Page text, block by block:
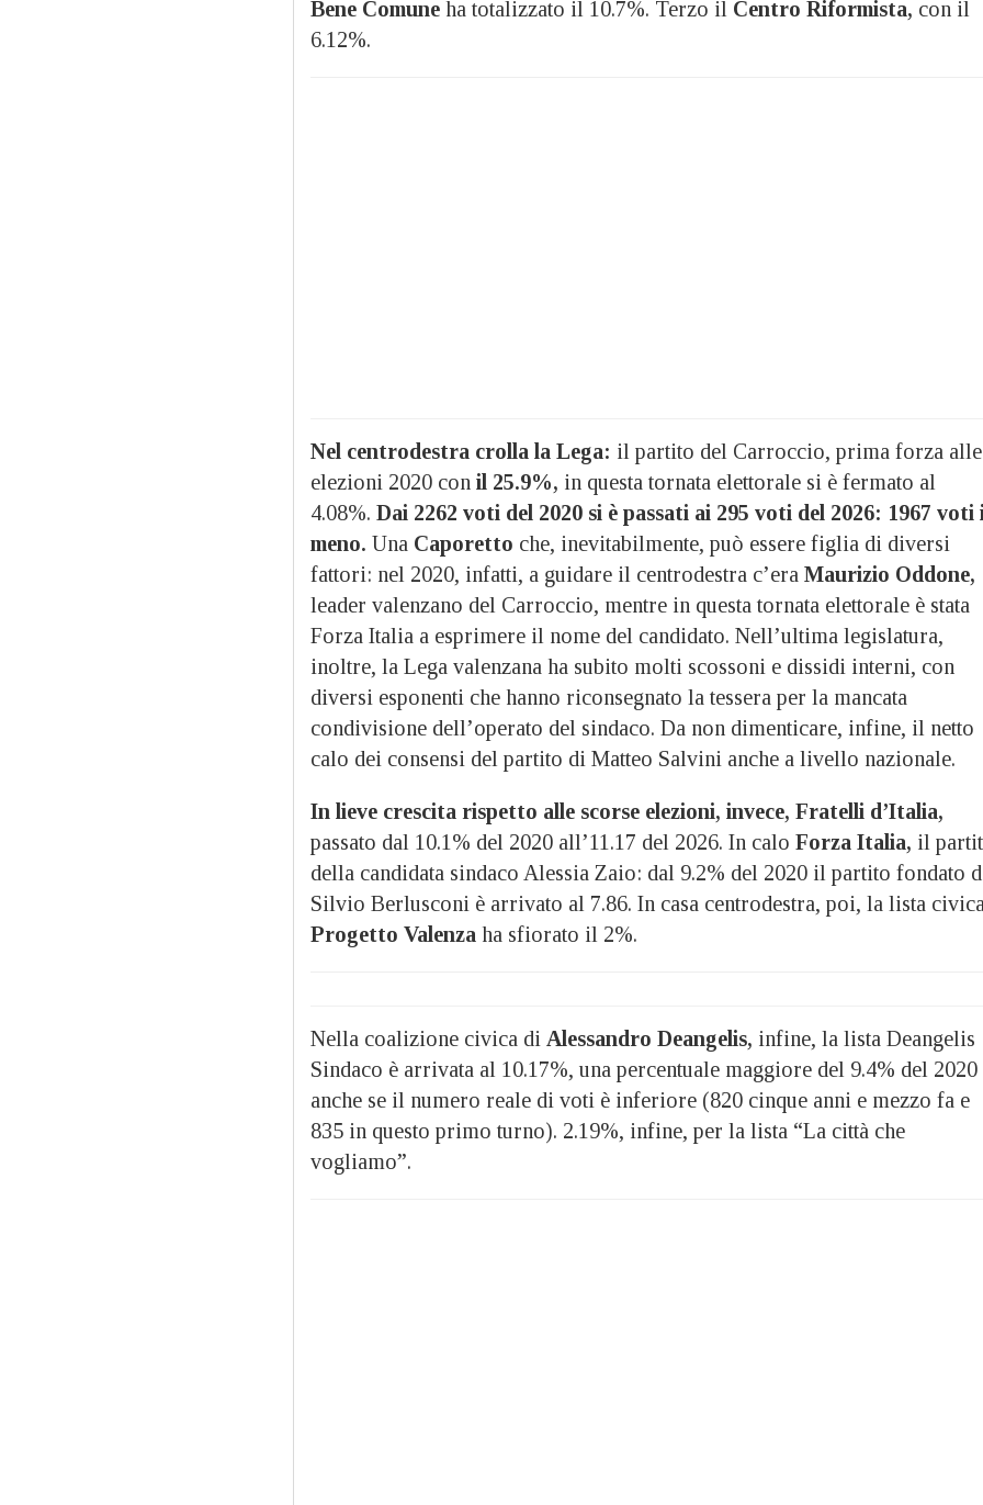
Bene Comune ha totalizzato il 10.7%. Terzo il Centro Riformista, con il
6.12%.
Nel centrodestra crolla la Lega: il partito del Carroccio, prima forza alle
elezioni 2020 con il 25.9%, in questa tornata elettorale si è fermato al
4.08%. Dai 2262 voti del 2020 si è passati ai 295 voti del 2026: 1967 voti
meno. Una Caporetto che, inevitabilmente, può essere figlia di diversi
fattori: nel 2020, infatti, a guidare il centrodestra c’era Maurizio Oddone,
leader valenzano del Carroccio, mentre in questa tornata elettorale è stata
Forza Italia a esprimere il nome del candidato. Nell’ultima legislatura,
inoltre, la Lega valenzana ha subito molti scossoni e dissidi interni, con
diversi esponenti che hanno riconsegnato la tessera per la mancata
condivisione dell’operato del sindaco. Da non dimenticare, infine, il netto
calo dei consensi del partito di Matteo Salvini anche a livello nazionale.
In lieve crescita rispetto alle scorse elezioni, invece, Fratelli d’Italia,
passato dal 10.1% del 2020 all’11.17 del 2026. In calo Forza Italia, il
della candidata sindaco Alessia Zaio: dal 9.2% del 2020 il partito fondato
Silvio Berlusconi è arrivato al 7.86. In casa centrodestra, poi, la lista
Progetto Valenza ha sfiorato il 2%.
Nella coalizione civica di Alessandro Deangelis, infine, la lista Deangelis
Sindaco è arrivata al 10.17%, una percentuale maggiore del 9.4% del 2020
anche se il numero reale di voti è inferiore (820 cinque anni e mezzo fa e
835 in questo primo turno). 2.19%, infine, per la lista “La città che
vogliamo”.